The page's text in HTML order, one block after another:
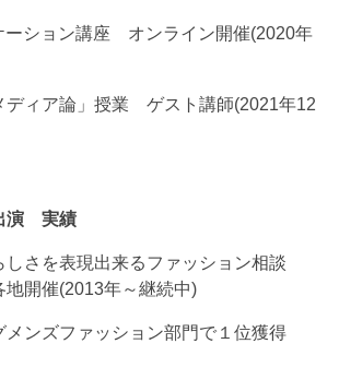
ーション講座 オンライン開催(2020年
ディア論」授業 ゲスト講師(2021年12
演 実績
しさを表現出来るファッション相談
開催(2013年～継続中)
メンズファッション部門で１位獲得